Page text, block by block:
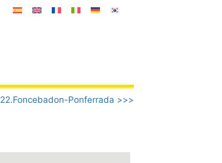
22.Foncebadon-Ponferrada >>>